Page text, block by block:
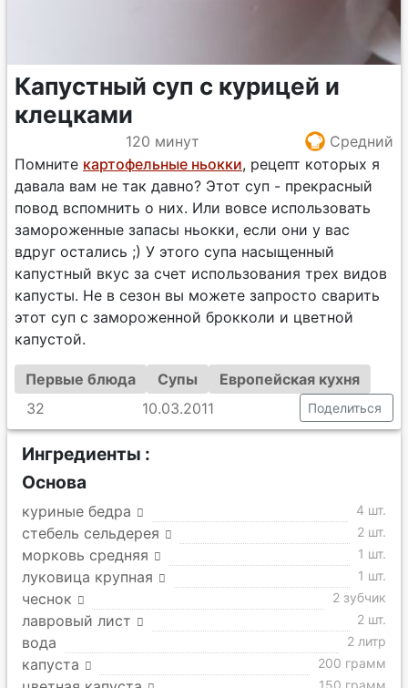
Капустный суп с курицей и
клецками
120 минут
Средний
Помните картофельные ньокки, рецепт которых я
давала вам не так давно? Этот суп - прекрасный
повод вспомнить о них. Или вовсе использовать
замороженные запасы ньокки, если они у вас
вдруг остались ;) У этого супа насыщенный
капустный вкус за счет использования трех видов
капусты. Не в сезон вы можете запросто сварить
этот суп с замороженной брокколи и цветной
капустой.
Первые блюда Супы
Европейская кухня
32
10.03.2011 Поделиться
Ингредиенты :
Основа
куриные бедра 4 шт.
стебель сельдерея 2 шт.
морковь средняя 1 шт.
луковица крупная 1 шт.
чеснок 2 зубчик
лавровый лист 2 шт.
вода 2 литр
капуста 200 грамм
150 грамм